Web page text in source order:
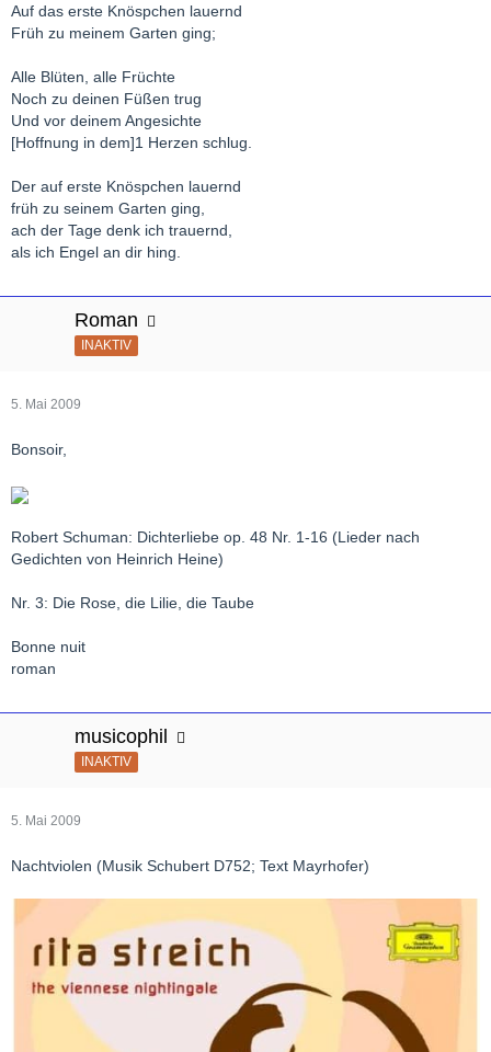
Auf das erste Knöspchen lauernd
Früh zu meinem Garten ging;
Alle Blüten, alle Früchte
Noch zu deinen Füßen trug
Und vor deinem Angesichte
[Hoffnung in dem]1 Herzen schlug.
Der auf erste Knöspchen lauernd
früh zu seinem Garten ging,
ach der Tage denk ich trauernd,
als ich Engel an dir hing.
Roman
INAKTIV
5. Mai 2009
Bonsoir,
Robert Schuman: Dichterliebe op. 48 Nr. 1-16 (Lieder nach
Gedichten von Heinrich Heine)
Nr. 3: Die Rose, die Lilie, die Taube
Bonne nuit
roman
musicophil
INAKTIV
5. Mai 2009
Nachtviolen (Musik Schubert D752; Text Mayrhofer)